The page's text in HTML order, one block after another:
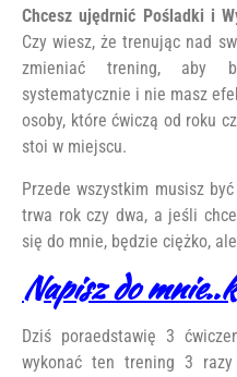
Chcesz ujędrnić Pośladki i
Czy wiesz, że trenując nad
zmieniać trening, aby
systematycznie i nie masz
osoby, które ćwiczą od roku
stoi w miejscu.
Przede wszystkim musisz
trwa rok czy dwa, a jeśli
się do mnie, będzie ciężko,
Napisz do
Dziś poraedstawię 3
wykonać ten trening 3